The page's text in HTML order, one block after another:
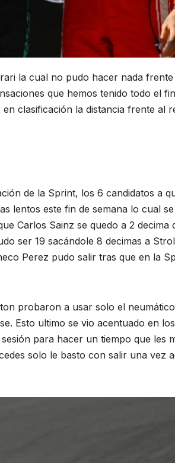
la cual no pudo hacer nada frente
que hemos tenido todo el
clasificación la distancia frente al
de la Sprint, los 6 candidatos a
lentos este fin de semana lo cual
Carlos Sainz se quedo a 2 decima
ser 19 sacándole 8 decimas a
Perez pudo salir tras que en la
probaron a usar solo el
Esto ultimo se vio acentuado en
para hacer un tiempo que les
solo le basto con salir una vez